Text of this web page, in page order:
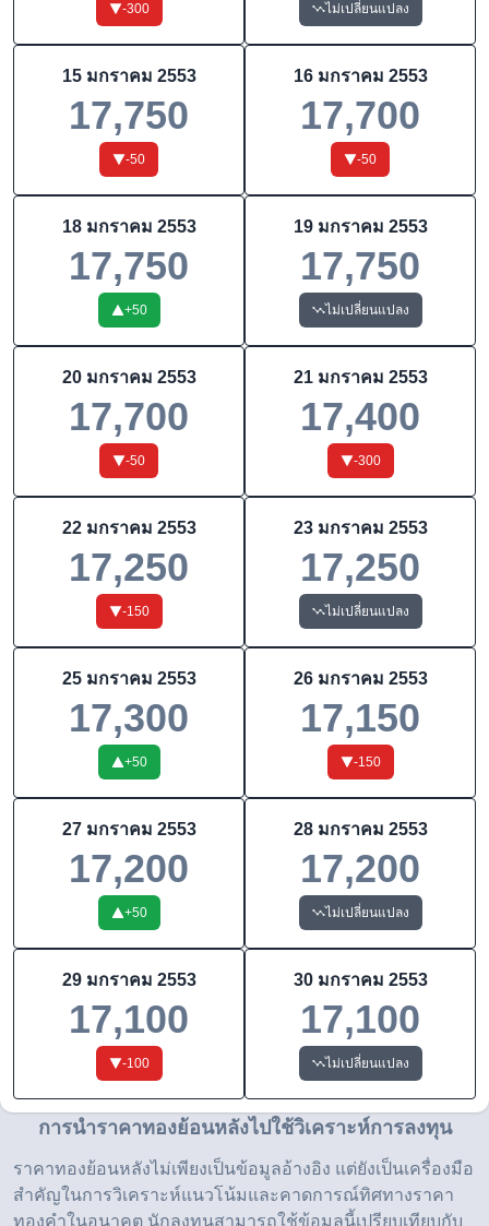
-300 ไม่เปลี่ยนแปลง
15 มกราคม 2553
17,750
-50
16 มกราคม 2553
17,700
-50
18 มกราคม 2553
17,750
+50
19 มกราคม 2553
17,750
ไม่เปลี่ยนแปลง
20 มกราคม 2553
17,700
-50
21 มกราคม 2553
17,400
-300
22 มกราคม 2553
17,250
-150
23 มกราคม 2553
17,250
ไม่เปลี่ยนแปลง
25 มกราคม 2553
17,300
+50
26 มกราคม 2553
17,150
-150
27 มกราคม 2553
17,200
+50
28 มกราคม 2553
17,200
ไม่เปลี่ยนแปลง
29 มกราคม 2553
17,100
-100
30 มกราคม 2553
17,100
ไม่เปลี่ยนแปลง
การนำราคาทองย้อนหลังไปใช้วิเคราะห์การลงทุน
ราคาทองย้อนหลังไม่เพียงเป็นข้อมูลอ้างอิง แต่ยังเป็นเครื่องมือ
สำคัญในการวิเคราะห์แนวโน้มและคาดการณ์ทิศทางราคา
ทองคำในอนาคต นักลงทุนสามารถใช้ข้อมูลนี้เปรียบเทียบกับ